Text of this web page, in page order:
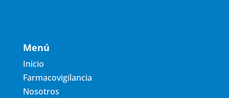
Menú
Inicio
Farmacovigilancia
Nosotros